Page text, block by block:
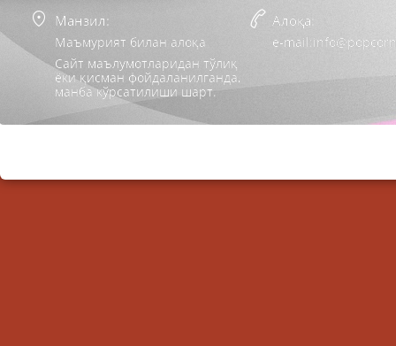
Манзил:
Маъмурият билан алоқа
Сайт маълумотларидан тўлиқ
ёки қисман фойдаланилганда,
манба кўрсатилиши шарт.
Алоқа:
e-